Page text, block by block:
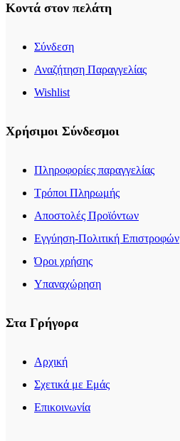
Κοντά στον πελάτη
Σύνδεση
Αναζήτηση Παραγγελίας
Wishlist
Χρήσιμοι Σύνδεσμοι
Πληροφορίες παραγγελίας
Τρόποι Πληρωμής
Αποστολές Προϊόντων
Εγγύηση-Πολιτική Επιστροφών
Όροι χρήσης
Υπαναχώρηση
Στα Γρήγορα
Αρχική
Σχετικά με Εμάς
Επικοινωνία